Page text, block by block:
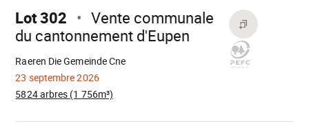
Lot 302
Vente communale
du cantonnement d'Eupen
23 septembre 2026
Raeren Die Gemeinde Cne
5824 arbres (1 756m³)
Chargement
Aller